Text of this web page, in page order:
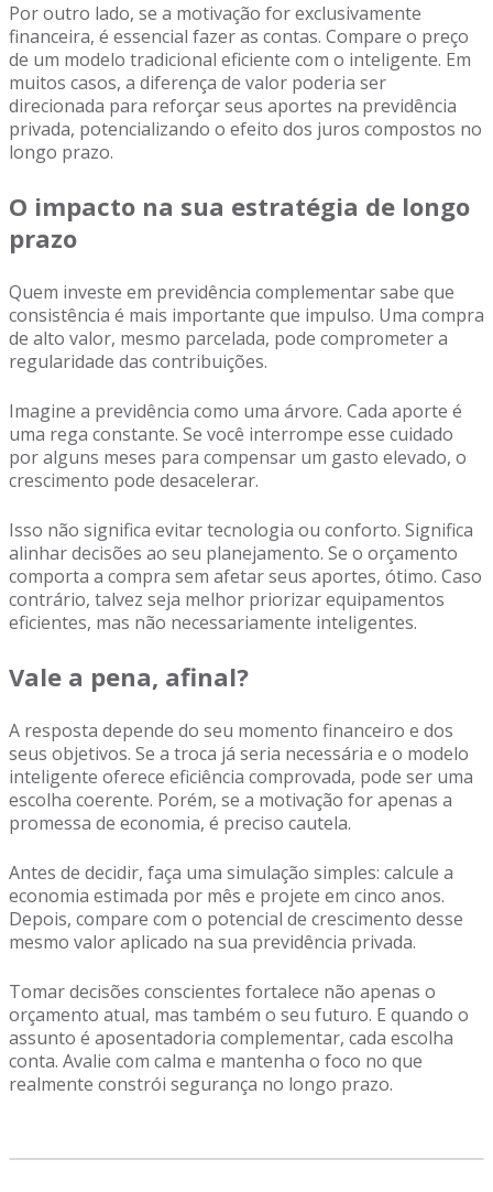
Por outro lado, se a motivação for exclusivamente
financeira, é essencial fazer as contas. Compare o preço
de um modelo tradicional eficiente com o inteligente. Em
muitos casos, a diferença de valor poderia ser
direcionada para reforçar seus aportes na previdência
privada, potencializando o efeito dos juros compostos no
longo prazo.
O impacto na sua estratégia de longo
prazo
Quem investe em previdência complementar sabe que
consistência é mais importante que impulso. Uma compra
de alto valor, mesmo parcelada, pode comprometer a
regularidade das contribuições.
Imagine a previdência como uma árvore. Cada aporte é
uma rega constante. Se você interrompe esse cuidado
por alguns meses para compensar um gasto elevado, o
crescimento pode desacelerar.
Isso não significa evitar tecnologia ou conforto. Significa
alinhar decisões ao seu planejamento. Se o orçamento
comporta a compra sem afetar seus aportes, ótimo. Caso
contrário, talvez seja melhor priorizar equipamentos
eficientes, mas não necessariamente inteligentes.
Vale a pena, afinal?
A resposta depende do seu momento financeiro e dos
seus objetivos. Se a troca já seria necessária e o modelo
inteligente oferece eficiência comprovada, pode ser uma
escolha coerente. Porém, se a motivação for apenas a
promessa de economia, é preciso cautela.
Antes de decidir, faça uma simulação simples: calcule a
economia estimada por mês e projete em cinco anos.
Depois, compare com o potencial de crescimento desse
mesmo valor aplicado na sua previdência privada.
Tomar decisões conscientes fortalece não apenas o
orçamento atual, mas também o seu futuro. E quando o
assunto é aposentadoria complementar, cada escolha
conta. Avalie com calma e mantenha o foco no que
realmente constrói segurança no longo prazo.